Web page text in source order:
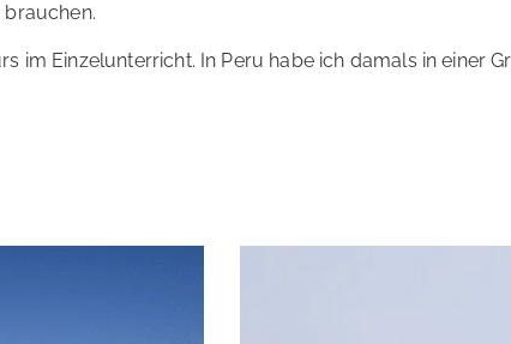
im Einzelunterricht. In Peru habe ich damals in einer